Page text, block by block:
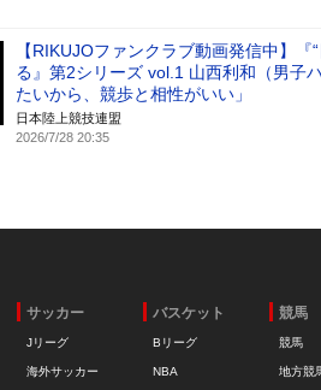
【RIKUJOファンクラブ動画発信中】
る』第2シリーズ vol.1 山西利和（男子
たいから、競歩と相性がいい」
日本陸上競技連盟
2026/7/28 20:35
サッカー
Jリーグ
海外サッカー
バスケット
Bリーグ
NBA
競馬
競馬
地方競